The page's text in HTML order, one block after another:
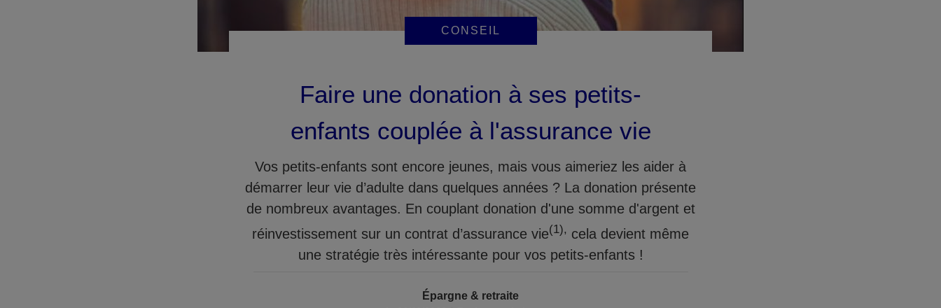
CONSEIL
Épargne & retraite
Faire une donation à ses petits-
enfants couplée à l'assurance vie
Vos petits-enfants sont encore jeunes, mais vous aimeriez les aider à
démarrer leur vie d’adulte dans quelques années ? La donation présente
de nombreux avantages. En couplant donation d'une somme d'argent et
réinvestissement sur un contrat d’assurance vie(1), cela devient même
une stratégie très intéressante pour vos petits-enfants !